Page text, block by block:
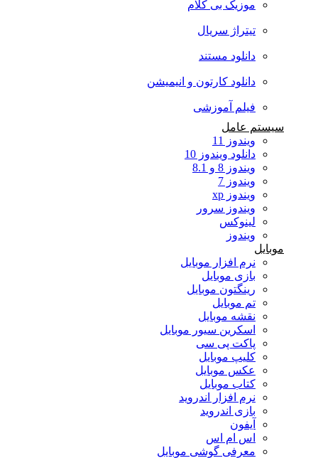
موزیک بی کلام
تیتراژ سریال
دانلود مستند
دانلود کارتون و انیمیشن
فیلم آموزشی
سیستم عامل
ویندوز 11
دانلود ویندوز 10
ویندوز 8 و 8.1
ویندوز 7
ویندوز xp
ویندوز سرور
لینوکس
ویندوز
موبایل
نرم افزار موبایل
بازی موبایل
رینگتون موبایل
تم موبایل
نقشه موبایل
اسکرین سیور موبایل
پاکت پی سی
کلیپ موبایل
عکس موبایل
کتاب موبایل
نرم افزار اندروید
بازی اندروید
آیفون
اس ام اس
معرفی گوشی موبایل